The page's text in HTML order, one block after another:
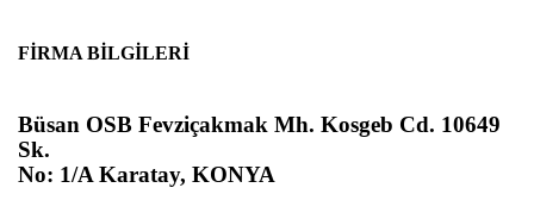
FİRMA BİLGİLERİ
Büsan OSB Fevziçakmak Mh. Kosgeb Cd. 10649
Sk.
No: 1/A Karatay, KONYA